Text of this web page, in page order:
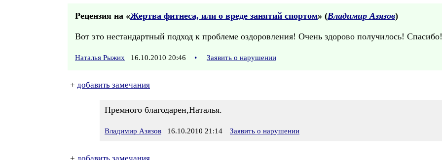
Рецензия на «Жертва фитнеса, или о вреде занятий спортом» (Владимир Азязов)
Вот это нестандартный подход к проблеме оздоровления! Очень здорово получилось! Спасибо!
Наталья Рыжих 16.10.2010 20:46 • Заявить о нарушении
+ добавить замечания
Премного благодарен,Наталья.
Владимир Азязов 16.10.2010 21:14 Заявить о нарушении